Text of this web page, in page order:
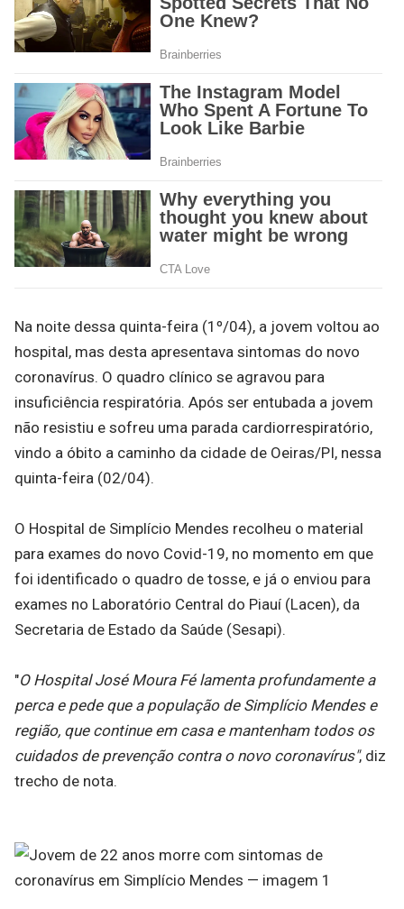
Na noite dessa quinta-feira (1º/04), a jovem voltou ao
hospital, mas desta apresentava sintomas do novo
coronavírus. O quadro clínico se agravou para
insuficiência respiratória. Após ser entubada a jovem
não resistiu e sofreu uma parada cardiorrespiratório,
vindo a óbito a caminho da cidade de Oeiras/PI, nessa
quinta-feira (02/04).
O Hospital de Simplício Mendes recolheu o material
para exames do novo Covid-19, no momento em que
foi identificado o quadro de tosse, e já o enviou para
exames no Laboratório Central do Piauí (Lacen), da
Secretaria de Estado da Saúde (Sesapi).
"O Hospital José Moura Fé lamenta profundamente a
perca e pede que a população de Simplício Mendes e
região, que continue em casa e mantenham todos os
cuidados de prevenção contra o novo coronavírus", diz
trecho de nota.